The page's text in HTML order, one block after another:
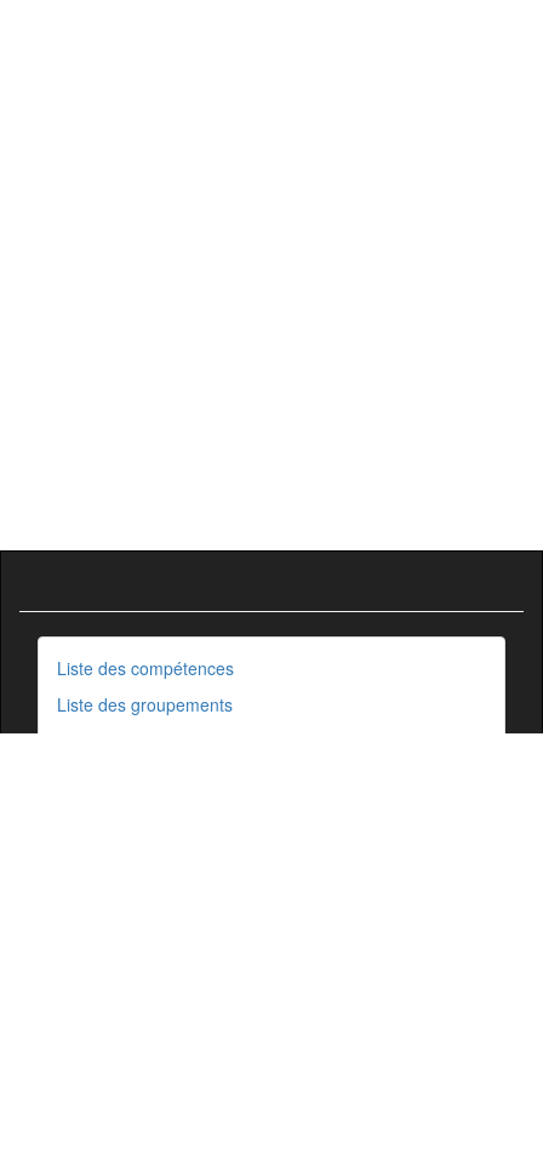
Liste des compétences
Liste des groupements